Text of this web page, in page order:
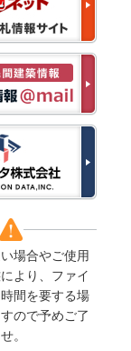
ご利用いた
難うござい
つきまし
のため情報
せていただ
月２７日
(日)
情報の更新
ので、ご了
ろしくお願
１月５日
れます。
う情報更
らせ●
ご利用いた
うござい
場合やご使用
より、ファイ
間を要する場
ので予めご了
。